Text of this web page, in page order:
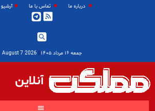
درباره ما تماس با ما آرشیو
جمعه ۱۶ مرداد ۱۴۰۵ |
2026 August 7
آنلاین